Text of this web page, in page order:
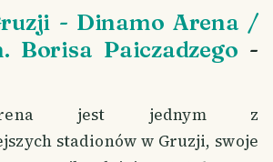
- Dinamo Arena /
Borisa Paiczadzego -
jest jednym z
stadionów w Gruzji, swoje